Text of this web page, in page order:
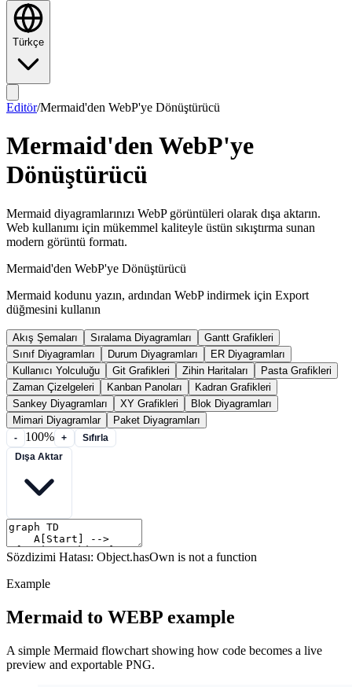
Türkçe
Editör/Mermaid'den WebP'ye Dönüştürücü
Mermaid'den WebP'ye
Dönüştürücü
Mermaid diyagramlarınızı WebP görüntüleri olarak dışa aktarın.
Web kullanımı için mükemmel kaliteyle üstün sıkıştırma sunan
modern görüntü formatı.
Mermaid'den WebP'ye Dönüştürücü
Mermaid kodunu yazın, ardından WebP indirmek için Export
düğmesini kullanın
Akış Şemaları Sıralama Diyagramları
Gantt Grafikleri
Sınıf Diyagramları
Durum Diyagramları
ER Diyagramları
Kullanıcı Yolculuğu
Git Grafikleri Zihin Haritaları
Pasta Grafikleri
Zaman Çizelgeleri
Kanban Panoları
Kadran Grafikleri
Sankey Diyagramları
XY Grafikleri
Blok Diyagramları
Mimari Diyagramlar
Paket Diyagramları
- 100% +
Sıfırla
Sözdizimi Hatası: Object.hasOwn is not a function
Example
Mermaid to WEBP example
A simple Mermaid flowchart showing how code becomes a live
preview and exportable PNG.